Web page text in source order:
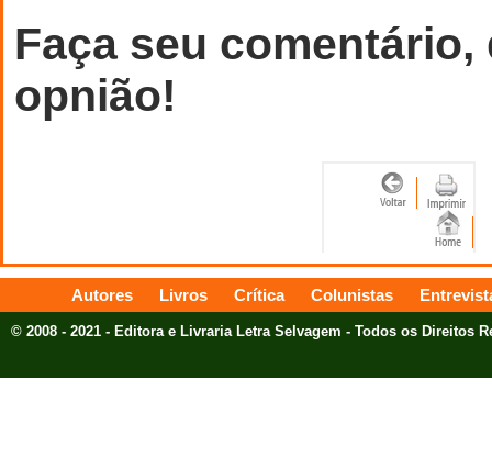
Faça seu comentário,
opnião!
Autores Livros Crítica Colunistas
© 2008 - 2021 - Editora e Livraria Letra Selvagem - Todos os Direitos